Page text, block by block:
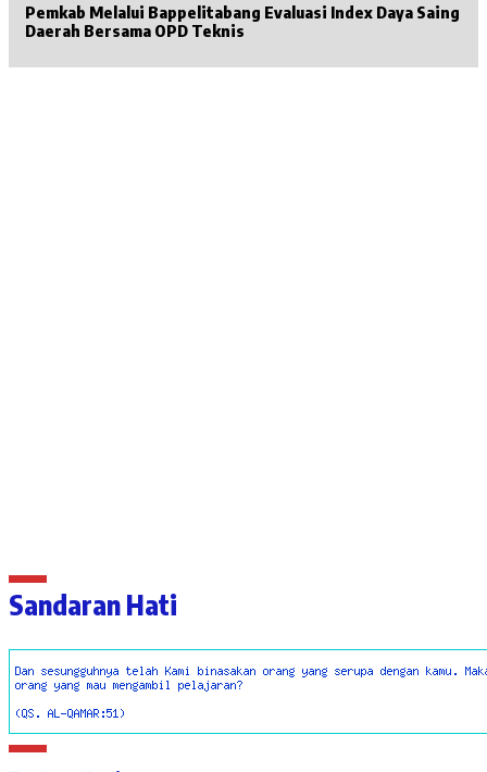
Pemkab Melalui Bappelitabang Evaluasi Index Daya Saing
Daerah Bersama OPD Teknis
Sandaran Hati